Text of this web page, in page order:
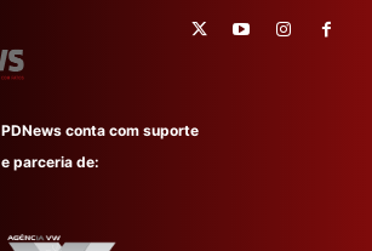
PDNews conta com suporte
e parceria de: